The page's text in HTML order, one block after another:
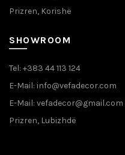
Prizren, Korishë
SHOWROOM
Tel: +383 44 113 124
E-Mail: info@vefadecor.com
E-Mail: vefadecor@gmail.com
Prizren, Lubizhdë